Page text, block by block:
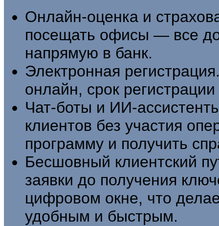
Онлайн-оценка и
посещать офисы — все
напрямую в банк.
Электронная
онлайн, срок
Чат-боты и ИИ-
клиентов без участия
программу и получить
Бесшовный клиентский
заявки до получения
цифровом окне, что
удобным и быстрым.